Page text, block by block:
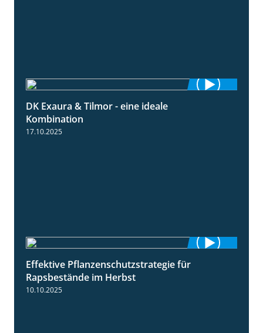
DK Exaura & Tilmor - eine ideale
Kombination
17.10.2025
Effektive Pflanzenschutzstrategie für
Rapsbestände im Herbst
10.10.2025